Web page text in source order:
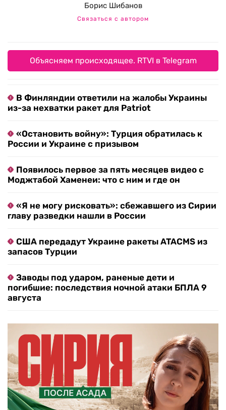
Борис Шибанов
Связаться с автором
Объясняем происходящее. RTVI в Telegram
В Финляндии ответили на жалобы Украины
из-за нехватки ракет для Patriot
«Остановить войну»: Турция обратилась к
России и Украине с призывом
Появилось первое за пять месяцев видео с
Моджтабой Хаменеи: что с ним и где он
«Я не могу рисковать»: сбежавшего из Сирии
главу разведки нашли в России
США передадут Украине ракеты ATACMS из
запасов Турции
Заводы под ударом, раненые дети и
погибшие: последствия ночной атаки БПЛА 9
августа